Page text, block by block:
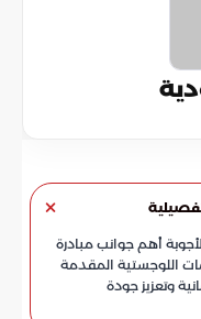
أهم جوانب مبادرة
اللوجستية المقدمة
وتعزيز جودة